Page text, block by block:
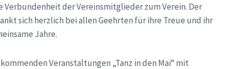
Verbundenheit der Vereinsmitglieder zum Verein. Der
sich herzlich bei allen Geehrten für ihre Treue und ihr
Jahre.
Veranstaltungen „Tanz in den Mai“ mit